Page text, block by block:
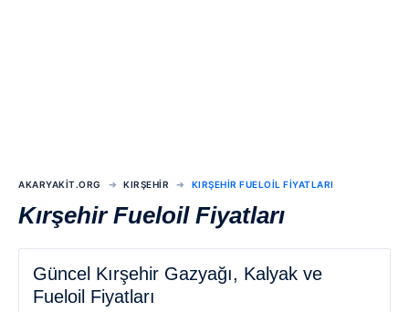
AKARYAKIT.ORG KIRŞEHIR KIRŞEHIR FUELOIL FIYATLARI
Kırşehir Fueloil Fiyatları
Güncel Kırşehir Gazyağı, Kalyak ve
Fueloil Fiyatları